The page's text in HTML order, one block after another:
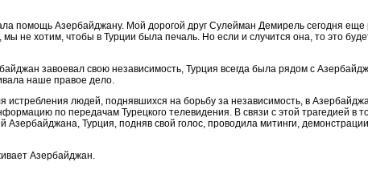
помощь Азербайджану. Мой дорогой друг Сулейман Демирель сегодня еще
не хотим, чтобы в Турции была печаль. Но если и случится она, то это
завоевал свою не­зависимость, Турция всегда была рядом с
на­ше правое дело.
людей, поднявшихся на борьбу за независимость, в
по передачам Турецкого телевидения. В связи с этой трагедией в
Турция, подняв свой голос, проводила митинги,
Азербайджан.